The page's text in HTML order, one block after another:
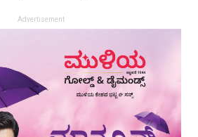
Advertisement